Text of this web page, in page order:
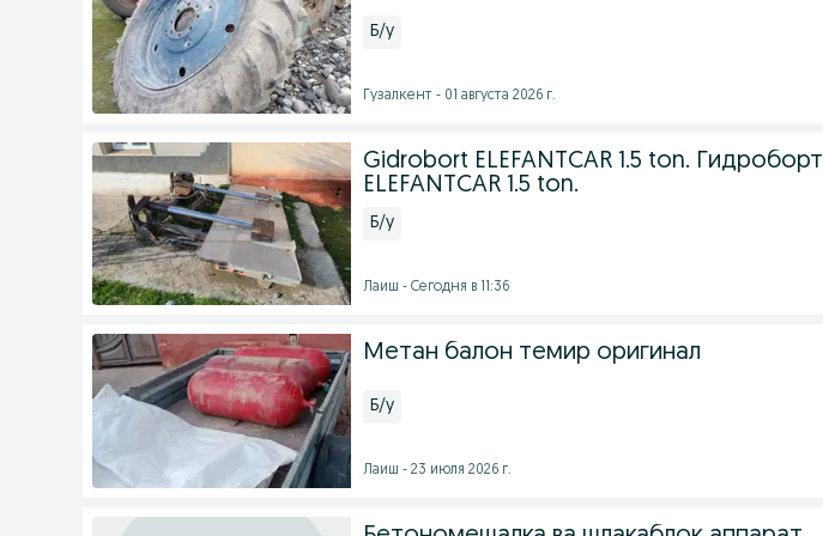
Б/у
Гузалкент - 01 августа 2026 г.
Gidrobort ELEFANTCAR 1.5 ton. Гидроборт
ELEFANTCAR 1.5 ton.
Б/у
Лаиш - Сегодня в 11:36
Метан балон темир оригинал
Б/у
Лаиш - 23 июля 2026 г.